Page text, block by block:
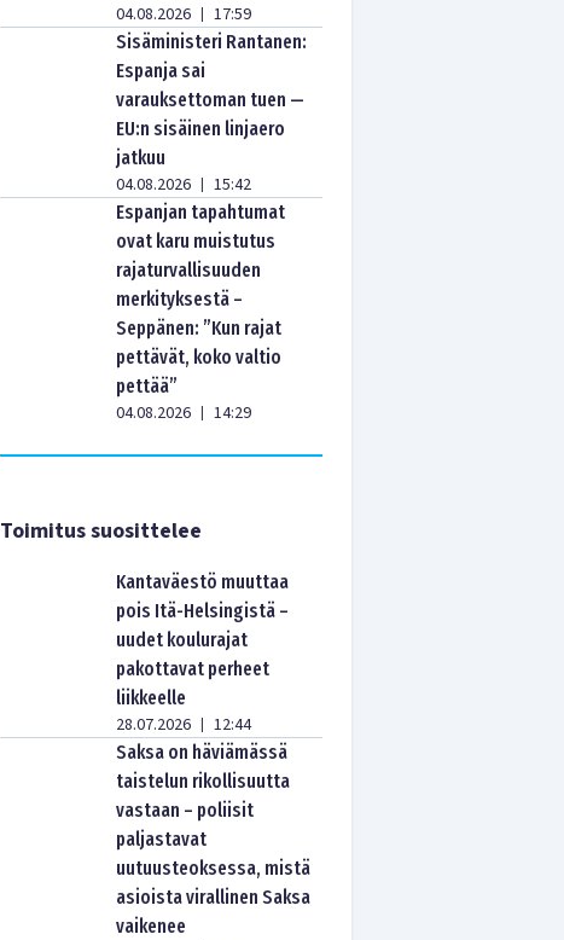
04.08.2026 | 17:59
Sisäministeri Rantanen:
Espanja sai
varauksettoman tuen —
EU:n sisäinen linjaero
jatkuu
04.08.2026 | 15:42
Espanjan tapahtumat
ovat karu muistutus
rajaturvallisuuden
merkityksestä –
Seppänen: ”Kun rajat
pettävät, koko valtio
pettää”
04.08.2026 | 14:29
Toimitus suosittelee
Kantaväestö muuttaa
pois Itä-Helsingistä –
uudet koulurajat
pakottavat perheet
liikkeelle
28.07.2026 | 12:44
Saksa on häviämässä
taistelun rikollisuutta
vastaan – poliisit
paljastavat
uutuusteoksessa, mistä
asioista virallinen Saksa
vaikenee